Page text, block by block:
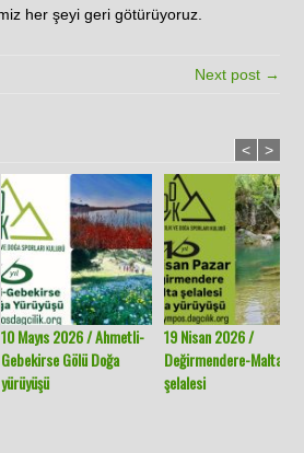
her şeyi geri götürüyoruz.
Next post →
10 Mayıs 2026 / Ahmetli-
Gebekirse Gölü Doğa
yürüyüşü
19 Nisan 2026 /
Değirmendere-Malta
şelalesi
< >